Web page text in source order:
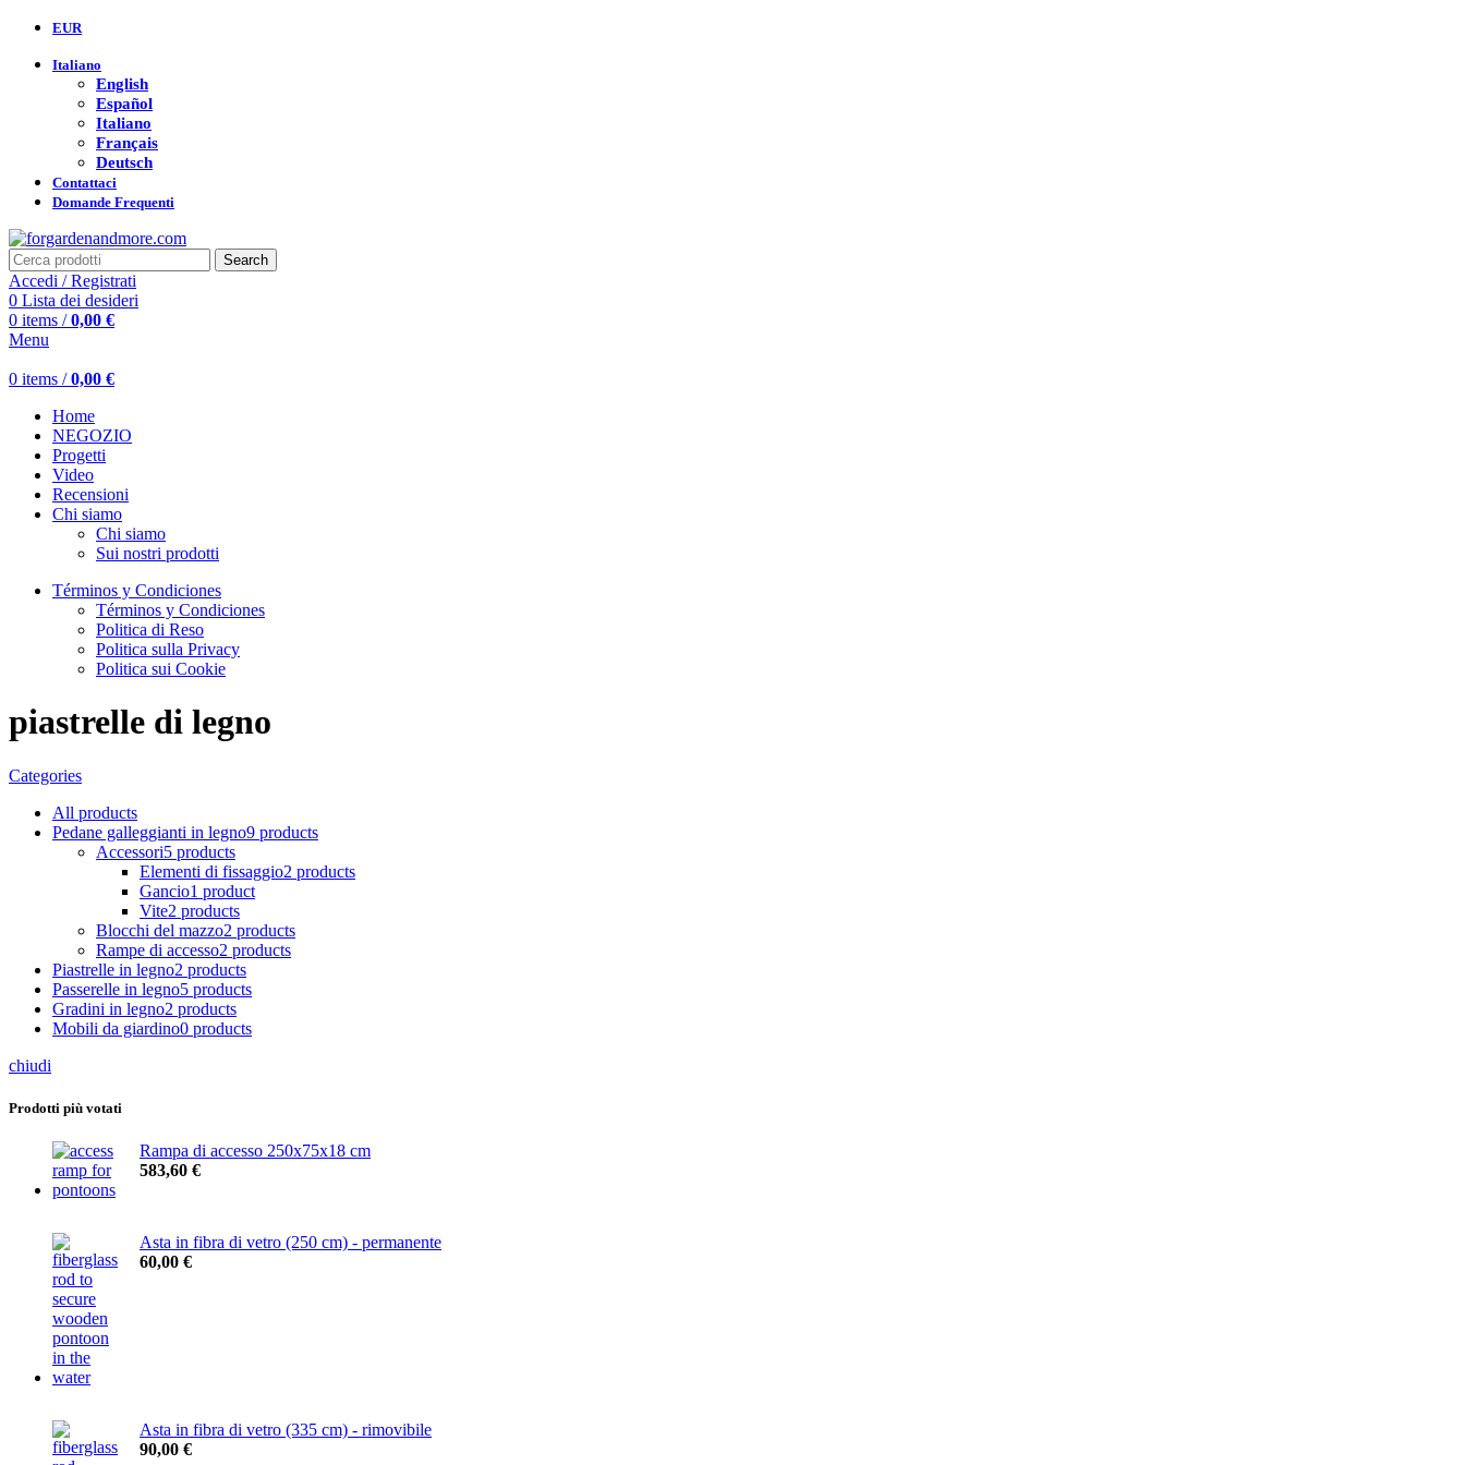
EUR
Italiano
English
Español
Italiano
Français
Deutsch
Contattaci
Domande Frequenti
Search
Accedi / Registrati
0 Lista dei desideri
0 items / 0,00 €
Menu
0 items / 0,00 €
Home
NEGOZIO
Progetti
Video
Recensioni
Chi siamo
Chi siamo
Sui nostri prodotti
Términos y Condiciones
Términos y Condiciones
Politica di Reso
Politica sulla Privacy
Politica sui Cookie
piastrelle di legno
Categories
All products
Pedane galleggianti in legno9 products
Accessori5 products
Elementi di fissaggio2 products
Gancio1 product
Vite2 products
Blocchi del mazzo2 products
Rampe di accesso2 products
Piastrelle in legno2 products
Passerelle in legno5 products
Gradini in legno2 products
Mobili da giardino0 products
chiudi
Prodotti più votati
Rampa di accesso 250x75x18 cm
583,60 €
Asta in fibra di vetro (250 cm) - permanente
60,00 €
Asta in fibra di vetro (335 cm) - rimovibile
90,00 €